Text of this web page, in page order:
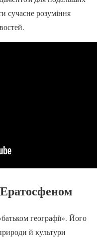
сучасне розуміння
географії». Його
й культури